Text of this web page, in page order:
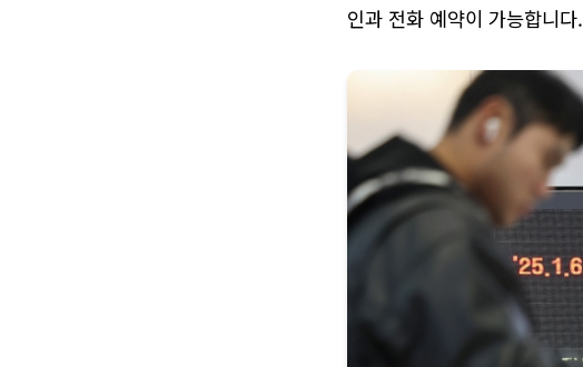
인과 전화 예약이 가능합니다.